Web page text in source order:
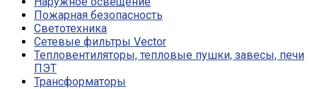
Пожарная безопасность
Светотехника
Сетевые фильтры Vector
Тепловентиляторы, тепловые пушки, завесы, печи
ПЭТ
Трансформаторы